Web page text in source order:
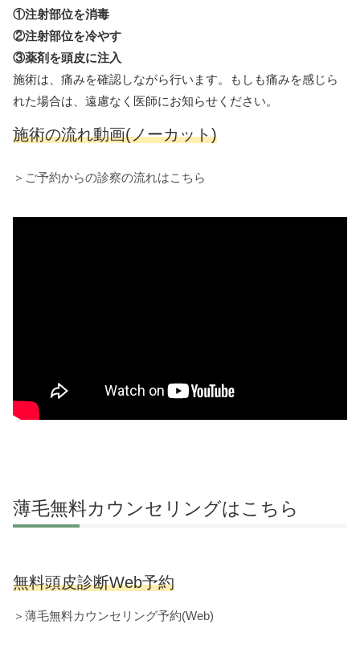
①注射部位を消毒
②注射部位を冷やす
③薬剤を頭皮に注入
施術は、痛みを確認しながら行います。もしも痛みを感じら
れた場合は、遠慮なく医師にお知らせください。
施術の流れ動画(ノーカット)
＞ご予約からの診察の流れはこちら
薄毛無料カウンセリングはこちら
無料頭皮診断Web予約
＞薄毛無料カウンセリング予約(Web)